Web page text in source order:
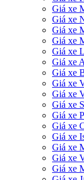
Giá xe
Giá xe
Giá xe
Giá xe
Giá xe
Giá xe
Giá xe
Giá xe
Giá xe
Giá xe
Giá xe
Giá xe
Giá xe
Giá xe
Giá xe
Giá xe